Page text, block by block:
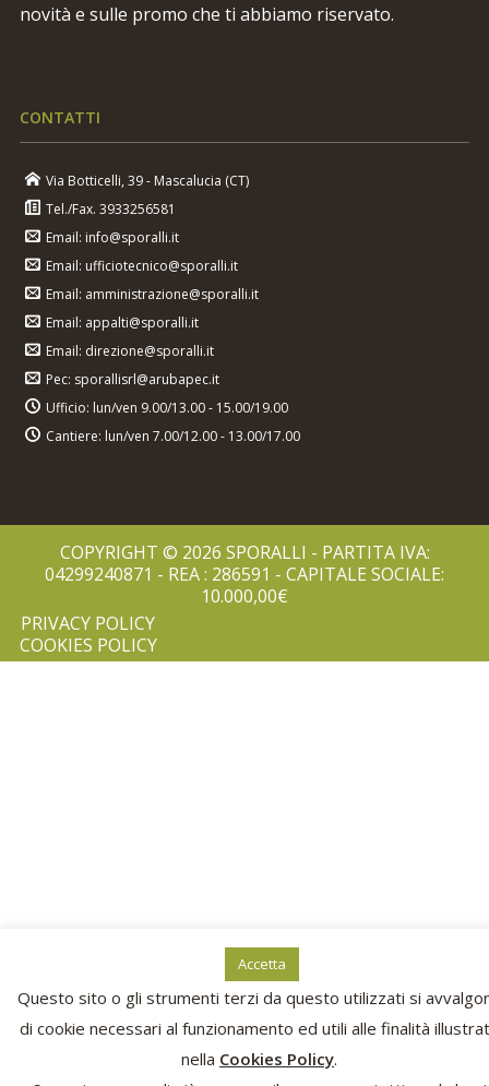
novità e sulle promo che ti abbiamo riservato.
CONTATTI
Via Botticelli, 39 - Mascalucia (CT)
Tel./Fax. 3933256581
Email: info@sporalli.it
Email: ufficiotecnico@sporalli.it
Email: amministrazione@sporalli.it
Email: appalti@sporalli.it
Email: direzione@sporalli.it
Pec: sporallisrl@arubapec.it
Ufficio: lun/ven 9.00/13.00 - 15.00/19.00
Cantiere: lun/ven 7.00/12.00 - 13.00/17.00
COPYRIGHT © 2026 SPORALLI - PARTITA IVA:
04299240871 - REA : 286591 - CAPITALE SOCIALE:
10.000,00€
PRIVACY POLICY
COOKIES POLICY
Accetta
Questo sito o gli strumenti terzi da questo utilizzati si
di cookie necessari al funzionamento ed utili alle finalità
nella Cookies Policy.